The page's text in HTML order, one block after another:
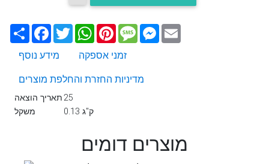
שתף Facebook
TwitterWhatsApp
PinterestMessageMessenger
מידע נוסף
זמני אספקה
מדיניות החזרת והחלפת מוצרים
תאריך הוצאה25
משקל
0.13 ק"ג
מוצרים דומים